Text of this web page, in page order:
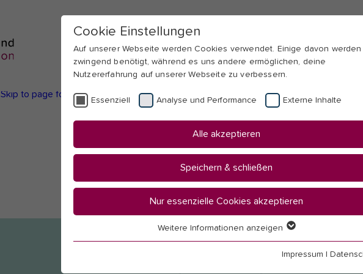
Skip to page footer
Cookie Einstellungen
Auf unserer Webseite werden Cookies verwendet. Einige davon werden
zwingend benötigt, während es uns andere ermöglichen, deine
Nutzererfahrung auf unserer Webseite zu verbessern.
Essenziell Analyse und Performance Externe Inhalte
Alle akzeptieren
Speichern & schließen
Nur essenzielle Cookies akzeptieren
Essenzielle Cookies werden für grundlegende Funktionen der
Weitere Informationen anzeigen
Impressum